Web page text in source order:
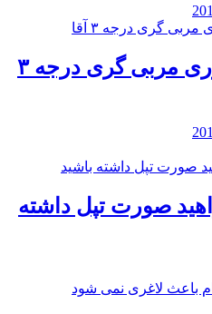
کلاس تئوری مربی گری درجه ۳
صورت تپل داشته